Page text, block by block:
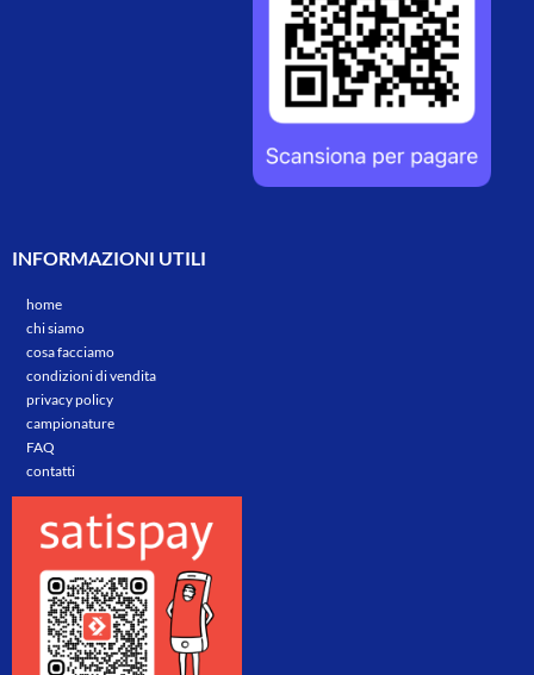
INFORMAZIONI UTILI
home
chi siamo
cosa facciamo
condizioni di vendita
privacy policy
campionature
FAQ
contatti